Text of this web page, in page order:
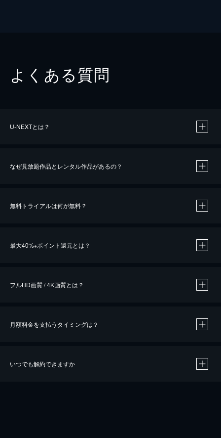
よくある質問
U-NEXTとは？
なぜ見放題作品とレンタル作品があるの？
無料トライアルは何が無料？
最大40%※ポイント還元とは？
※40％ポイント還元の対象は、クレジットカード決済による作品の購入 / レンタルです。
フルHD画質 / 4K画質とは？
月額料金を支払うタイミングは？
いつでも解約できますか